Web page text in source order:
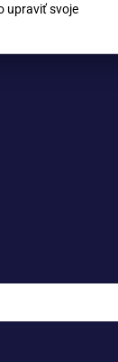
upraviť svoje